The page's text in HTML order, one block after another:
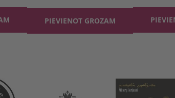
PIEVIENOT GROZAM